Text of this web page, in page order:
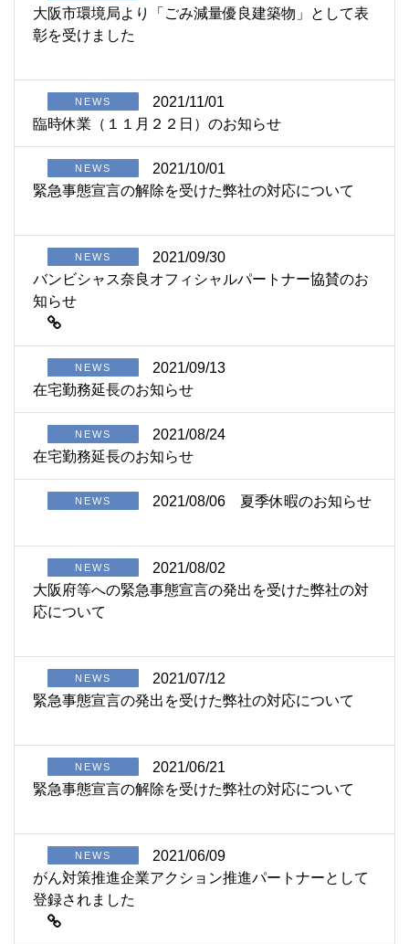
大阪市環境局より「ごみ減量優良建築物」として表
彰を受けました
NEWS
2021/11/01
臨時休業（１１月２２日）のお知らせ
NEWS
2021/10/01
緊急事態宣言の解除を受けた弊社の対応について
NEWS
2021/09/30
バンビシャス奈良オフィシャルパートナー協賛のお
知らせ
NEWS
2021/09/13
在宅勤務延長のお知らせ
NEWS
2021/08/24
在宅勤務延長のお知らせ
NEWS 2021/08/06 夏季休暇のお知らせ
NEWS
2021/08/02
大阪府等への緊急事態宣言の発出を受けた弊社の対
応について
NEWS
2021/07/12
緊急事態宣言の発出を受けた弊社の対応について
NEWS
2021/06/21
緊急事態宣言の解除を受けた弊社の対応について
NEWS
2021/06/09
がん対策推進企業アクション推進パートナーとして
登録されました